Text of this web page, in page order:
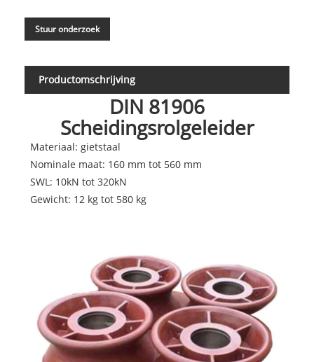
Stuur onderzoek
Productomschrijving
DIN 81906
Scheidingsrolgeleider
Materiaal: gietstaal
Nominale maat: 160 mm tot 560 mm
SWL: 10kN tot 320kN
Gewicht: 12 kg tot 580 kg